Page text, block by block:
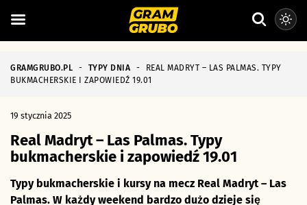
GRAMGRUBO.PL - TYPY DNIA -
REAL MADRYT – LAS PALMAS. TYPY
BUKMACHERSKIE I ZAPOWIEDŹ 19.01
19 stycznia 2025
Real Madryt – Las Palmas. Typy
bukmacherskie i zapowiedź 19.01
Typy bukmacherskie i kursy na mecz Real Madryt – Las
Palmas. W każdy weekend bardzo dużo dzieje się